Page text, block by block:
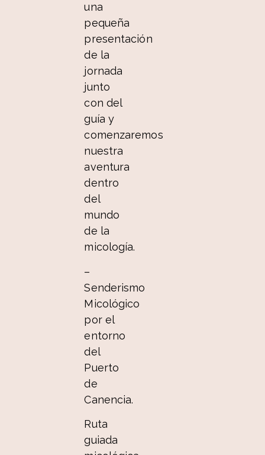
una
pequeña
presentación
de la
jornada
junto
con del
guía y
comenzaremos
nuestra
aventura
dentro
del
mundo
de la
micología.
–
Senderismo
Micológico
por el
entorno
del
Puerto
de
Canencia.
Ruta
guiada